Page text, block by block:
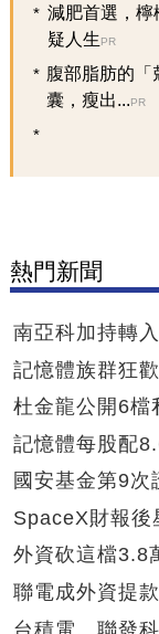
減肥首選，檸
疑人生PR
腹部脂肪的「
囊，瘦出...PR
熱門新聞
南亞科加持轉
記憶體族群狂
杜金龍公開6檔
記憶體每股配
國安基金第9
SpaceX財報
外資砍這檔
聯電成外資提
台積電、聯發